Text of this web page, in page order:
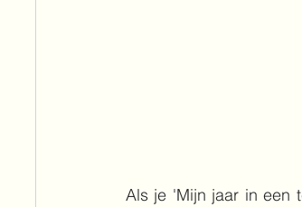
Als je 'Mijn jaar in een